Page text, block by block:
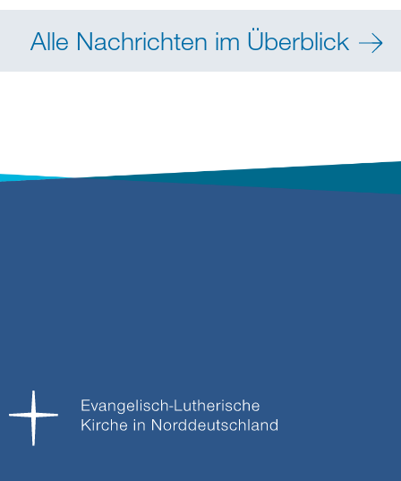
Alle Nachrichten im Überblick